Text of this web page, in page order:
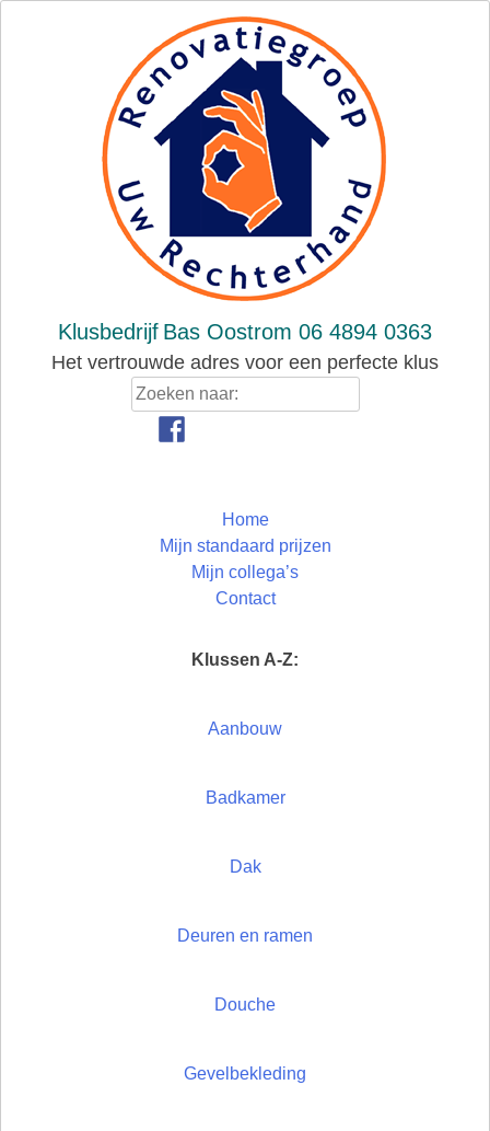
Klusbedrijf Bas Oostrom 06 4894 0363
Het vertrouwde adres voor een perfecte klus
Home
Mijn standaard prijzen
Mijn collega’s
Contact
Klussen A-Z:
Aanbouw
Badkamer
Dak
Deuren en ramen
Douche
Gevelbekleding